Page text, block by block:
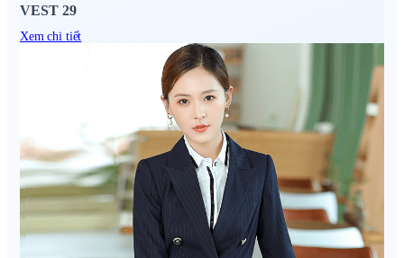
VEST 29
Xem chi tiết